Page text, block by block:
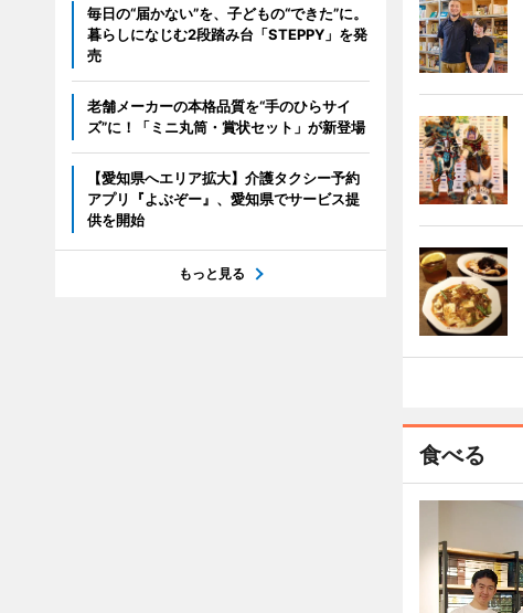
食べる
毎日の“届かない”を、子どもの“できた”に。
暮らしになじむ2段踏み台「STEPPY」を発
売
老舗メーカーの本格品質を“手のひらサイ
ズ”に！「ミニ丸筒・賞状セット」が新登場
【愛知県へエリア拡大】介護タクシー予約
アプリ『よぶぞー』、愛知県でサービス提
供を開始
もっと見る